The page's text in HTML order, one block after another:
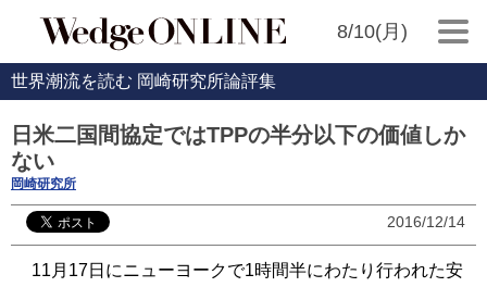
8/10(月)
世界潮流を読む 岡崎研究所論評集
日米二国間協定ではTPPの半分以下の価値しか
ない
岡崎研究所
2016/12/14
11月17日にニューヨークで1時間半にわたり行われた安